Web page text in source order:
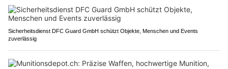
Sicherheitsdienst DFC Guard GmbH schützt Objekte, Menschen und Events
zuverlässig